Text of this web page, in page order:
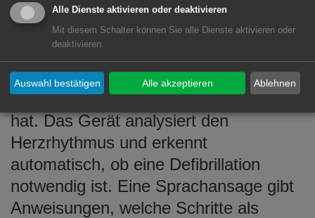
installierten AEDs sind explizit für die
Anwendung durch Laien gedacht sind.
Ersthelfer den Verdacht hat, dass eine
hilfebedürftige Person Herzprobleme
hat. Das Gerät analysiert den
Herzrhythmus und erkennt
automatisch, ob eine Defibrillation
notwendig ist. Eine Sprachansage gibt
Anweisungen, welche Schritte als
Alle Dienste aktivieren oder deaktivieren
Mit diesem Schalter können Sie alle Dienste aktivieren oder
deaktivieren.
Ablehnen
Auswahl bestätigen Alle akzeptieren